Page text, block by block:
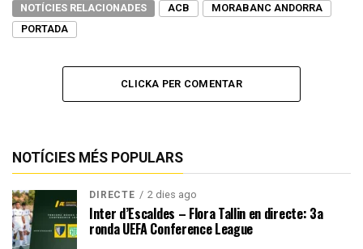
NOTÍCIES RELACIONADES ACB
MORABANC ANDORRA
PORTADA
CLICKA PER COMENTAR
NOTÍCIES MÉS POPULARS
DIRECTE 2 dies ago
Inter d’Escaldes – Flora Tallin en directe: 3a
ronda UEFA Conference League